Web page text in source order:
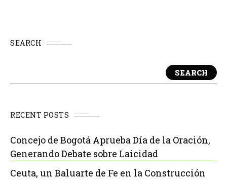
SEARCH
SEARCH
RECENT POSTS
Concejo de Bogotá Aprueba Día de la Oración,
Generando Debate sobre Laicidad
Ceuta, un Baluarte de Fe en la Construcción